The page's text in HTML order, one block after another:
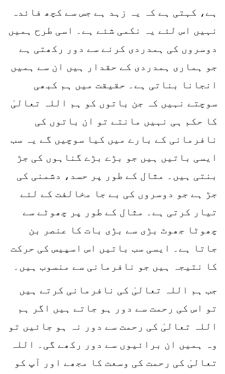
ہے، کہتی ہے کہ یہ زہد ہے جس سے کچھ فائدہ
نہیں اس لئے یہ نکمی شئے ہے۔ اسی طرح ہمیں
دوسروں کی ہمدردی کرنے سے دور رکھتی ہے
جو ہماری ہمدردی کے حقدار ہیں ان سے ہمیں
انجانا بناتی ہے۔ حقیقت میں ہم کبھی
سوچتے نہیں کہ جن باتوں کو ہم اللہ تعالیٰ
کا حکم ہی نہیں مانتے تو ان باتوں کی
نافرمانی کے بارے میں کیا سوچیں گے یہ سب
ایسی باتیں ہیں جو بڑے بڑے گناہوں کی جڑ
بنتی ہیں۔ مثال کے طور پر حسد، دشمنی کی
جڑ ہے جو دوسروں کی بے جا مخالفت کے لئے
تیار کرتی ہے۔ مثال کے طور پر چھوٹے سے
چھوٹا جھوٹ بڑی سے بڑی بات کا عنصر بن
جاتا ہے۔ ایسی سب باتیں اس اسپیس کی حرکت
کا نتیجہ ہیں جو نافرمانی سے منسوب ہیں۔
جب ہم اللہ تعالیٰ کی نافرمانی کرتے ہیں
تو اس کی رحمت سے دور ہو جاتے ہیں اگر ہم
اللہ تعالیٰ کی رحمت سے دور نہ ہو جائیں تو
وہ ہمیں ان برائیوں سے دور رکھے گی۔ اللہ
تعالیٰ کی رحمت کی وسعت کا مجھے اور آپ کو